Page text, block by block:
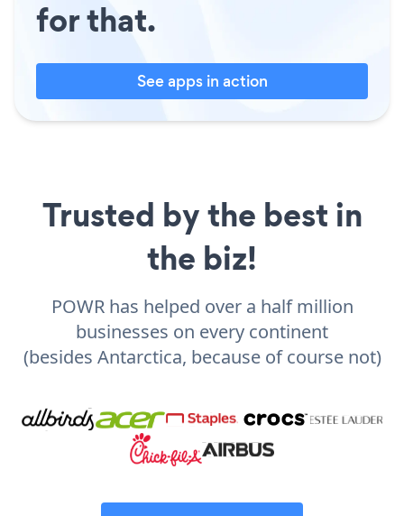
for that.
See apps in action
Trusted by the best in
the biz!
POWR has helped over a half million
businesses on every continent
(besides Antarctica, because of course not)